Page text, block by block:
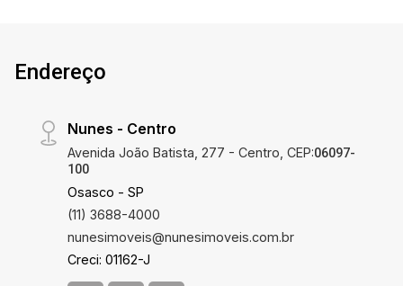
Endereço
Nunes - Centro
Avenida João Batista, 277 - Centro, CEP:06097-
100
Osasco - SP
(11) 3688-4000
nunesimoveis@nunesimoveis.com.br
Creci: 01162-J